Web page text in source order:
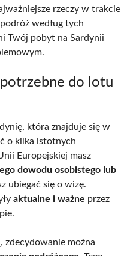
rzeczy w trakcie
według tych
Twój pobyt na Sardynii
do lotu
która znajduje się w
o kilka istotnych
Europejskiej masz
dowodu osobistego lub
ubiegać się o wizę.
aktualne i ważne przez
zdecydowanie można